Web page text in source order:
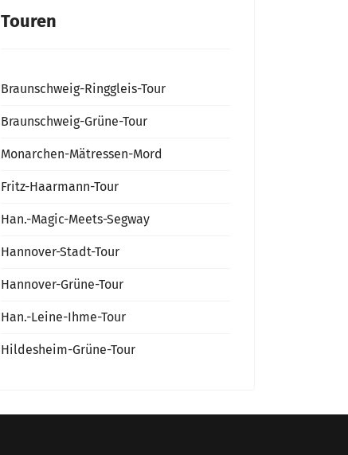
Touren
Braunschweig-Ringgleis-Tour
Braunschweig-Grüne-Tour
Monarchen-Mätressen-Mord
Fritz-Haarmann-Tour
Han.-Magic-Meets-Segway
Hannover-Stadt-Tour
Hannover-Grüne-Tour
Han.-Leine-Ihme-Tour
Hildesheim-Grüne-Tour